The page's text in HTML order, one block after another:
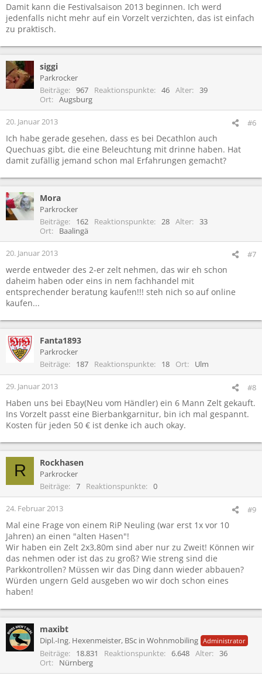
Damit kann die Festivalsaison 2013 beginnen. Ich werd
jedenfalls nicht mehr auf ein Vorzelt verzichten, das ist einfach
zu praktisch.
siggi
Parkrocker
Beiträge
967 Reaktionspunkte 46 Alter
39
Ort
Augsburg
20. Januar 2013 #6
Ich habe gerade gesehen, dass es bei Decathlon auch
Quechuas gibt, die eine Beleuchtung mit drinne haben. Hat
damit zufällig jemand schon mal Erfahrungen gemacht?
Mora
Parkrocker
Beiträge
162 Reaktionspunkte 28 Alter
33
Ort
Baalingä
20. Januar 2013 #7
werde entweder des 2-er zelt nehmen, das wir eh schon
daheim haben oder eins in nem fachhandel mit
entsprechender beratung kaufen!!! steh nich so auf online
kaufen...
Fanta1893
Parkrocker
Beiträge
187 Reaktionspunkte 18 Ort Ulm
29. Januar 2013 #8
Haben uns bei Ebay(Neu vom Händler) ein 6 Mann Zelt gekauft.
Ins Vorzelt passt eine Bierbankgarnitur, bin ich mal gespannt.
Kosten für jeden 50 € ist denke ich auch okay.
R Rockhasen
Parkrocker
Beiträge
7 Reaktionspunkte 0
24. Februar 2013 #9
Mal eine Frage von einem RiP Neuling (war erst 1x vor 10
Jahren) an einen "alten Hasen"!
Wir haben ein Zelt 2x3,80m sind aber nur zu Zweit! Können wir
das nehmen oder ist das zu groß? Wie streng sind die
Parkkontrollen? Müssen wir das Ding dann wieder abbauen?
Würden ungern Geld ausgeben wo wir doch schon eines
haben!
maxibt
Dipl.-Ing. Hexenmeister, BSc in Wohnmobiling Administrator
Beiträge 18.831 Reaktionspunkte 6.648 Alter
36
Ort
Nürnberg